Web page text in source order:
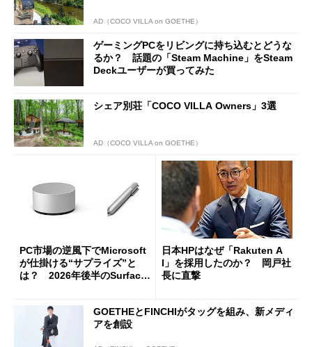
AD（COCO VILLA on GOETHE）
ゲーミングPCをリビングに持ち込むとどうな
るか？ 話題の「Steam Machine」をSteam
Deckユーザーが買ってみた
シェア別荘「COCO VILLA Owners」3選
AD（COCO VILLA on GOETHE）
PC市場の逆風下でMicrosoft
が仕掛ける“サプライズ”と
は？ 2026年後半のSurface
日本HPはなぜ「Rakuten A
I」を採用したのか？ 岡戸社
長に直撃
GOETHEとFINCHIがタッグを組み、新メディ
アを創設